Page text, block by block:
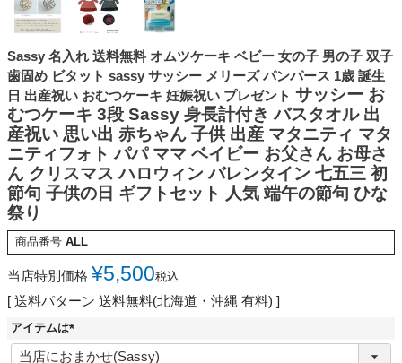
Sassy 名入れ 送料無料 オムツケーキ ベビー 女の子 男の子 双子
歯固め ビタット sassy サッシー メリーズ パンパース 1歳 誕生
日 出産祝い おむつケーキ 妊娠祝い プレゼント サッシー お
むつケーキ 3段 Sassy 身長計付き バスタオル 出
産祝い 思い出 赤ちゃん 子供 出産 マタニティ マタ
ニティフォト パパ ママ ベイビー お父さん お母さ
ん クリスマス ハロウィン バレンタイン 七五三 初
節句 子供の日 ギフトセット 人気 端午の節句 ひな
祭り
商品番号 ALL
当店特別価格 ¥5,500税込
送料パターン 送料無料(北海道・沖縄 有料)
アイテムは
(
必